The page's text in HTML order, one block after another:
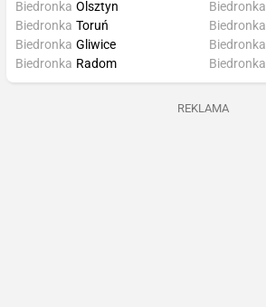
Biedronka Olsztyn
Biedronka Toruń
Biedronka Gliwice
Biedronka Radom
Biedronka
Biedronka
Biedronka
Biedronka
REKLAMA